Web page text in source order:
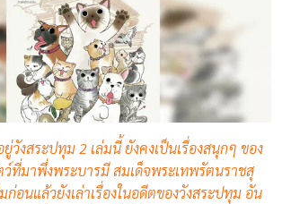
ยู่วังสระปทุม 2 เล่มนี้ ยังคงเป็นเรื่องสนุกๆ ของ
ว์ที่มาพึ่งพระบารมี สมเด็จพระเทพรัตนราชสุ
ก่อนแล้วยังเล่าเรื่องในอดีตของวังสระปทุม อัน